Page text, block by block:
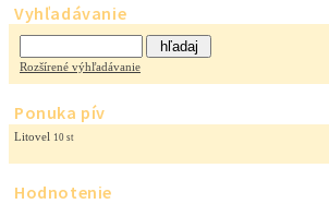
Vyhľadávanie
Rozšírené výhľadávanie
Ponuka pív
Litovel 10 st
Hodnotenie